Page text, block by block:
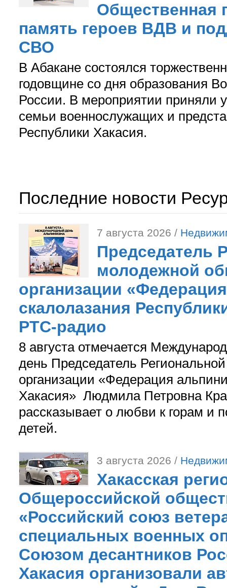
Общественная
память героев ВДВ и
СВО
В Абакане состоялся
годовщине со дня образования
России. В мероприятии приняли
семьи военнослужащих и
Республики Хакасия.
Последние новости
7 августа 2026 /
Председатель
молодежной
организации
скалолазания
РТС-радио
8 августа отмечается
день Председатель
организации «Федерация
Хакасия» Людмила Петровна
рассказывает о любви к горам и
детей.
3 августа 2026 /
Хакасская
Общероссийской
«Российский союз
специальных военных
Союзом десантников
Хакасия организовали